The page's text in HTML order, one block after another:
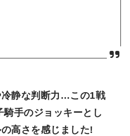
冷静な判断力…この1戦
騎手のジョッキーとし
高さを感じました!